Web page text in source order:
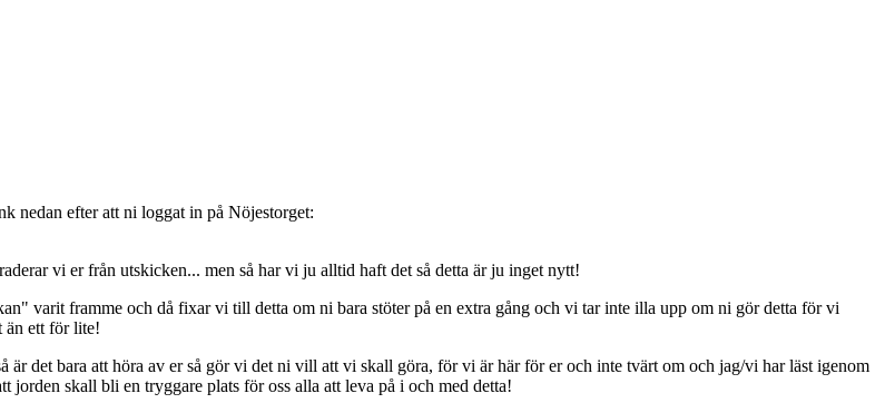
nedan efter att ni loggat in på Nöjestorget:
vi er från utskicken... men så har vi ju alltid haft det så detta är ju inget nytt!
varit framme och då fixar vi till detta om ni bara stöter på en extra gång och vi tar inte illa upp om ni gör detta för vi
än ett för lite!
är det bara att höra av er så gör vi det ni vill att vi skall göra, för vi är här för er och inte tvärt om och jag/vi har läst igenom
jorden skall bli en tryggare plats för oss alla att leva på i och med detta!